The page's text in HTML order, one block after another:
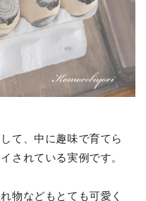
て、中に趣味で育てら
されている実例です。
物などもとても可愛く